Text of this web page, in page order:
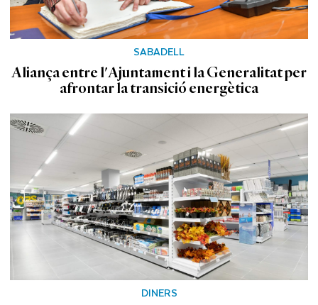
SABADELL
Aliança entre l'Ajuntament i la Generalitat per
afrontar la transició energètica
DINERS